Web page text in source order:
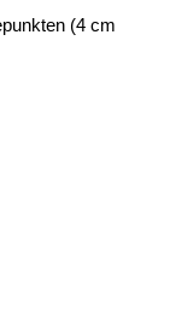
(4 cm